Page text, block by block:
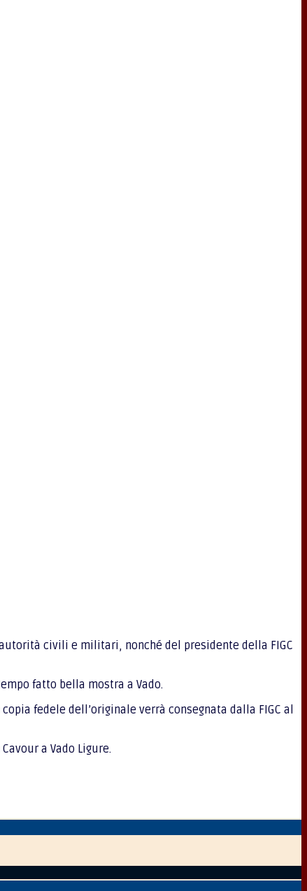
civili e militari, nonché del presidente della FIGC
fatto bella mostra a Vado.
fedele dell’originale verrà consegnata dalla FIGC al
a Vado Ligure.